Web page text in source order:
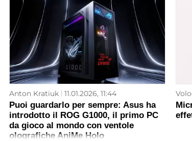
Anton Kratiuk 11.01.2026, 11:44
Puoi guardarlo per sempre: Asus ha
introdotto il ROG G1000, il primo PC
da gioco al mondo con ventole
olografiche AniMe Holo